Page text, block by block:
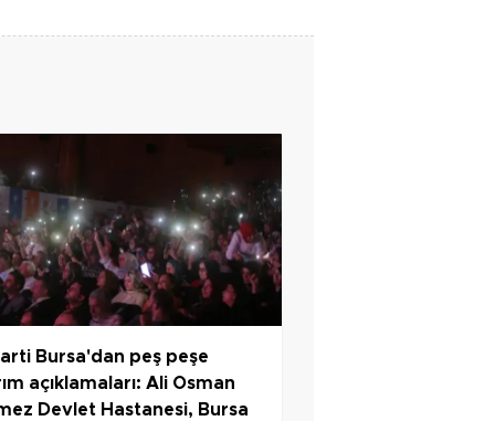
Bursa'dan peş peşe
açıklamaları: Ali Osman
Devlet Hastanesi, Bursa